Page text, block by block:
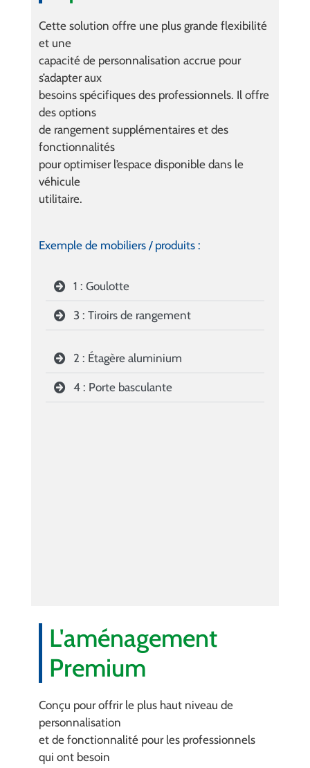
Cette solution offre une plus grande flexibilité
et une
capacité de personnalisation accrue pour
s’adapter aux
besoins spécifiques des professionnels. Il offre
des options
de rangement supplémentaires et des
fonctionnalités
pour optimiser l’espace disponible dans le
véhicule
utilitaire.
Exemple de mobiliers / produits :
1 : Goulotte
3 : Tiroirs de rangement
2 : Étagère aluminium
4 : Porte basculante
L'aménagement
Premium
Conçu pour offrir le plus haut niveau de
personnalisation
et de fonctionnalité pour les professionnels
qui ont besoin